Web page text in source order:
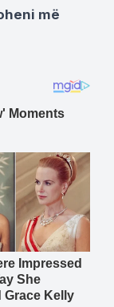
më